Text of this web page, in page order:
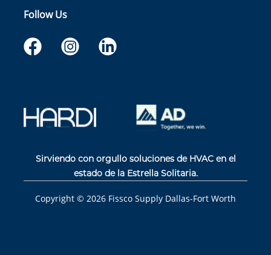
Follow Us
Sirviendo con orgullo soluciones de HVAC en el
estado de la Estrella Solitaria.
Copyright © 2026 Fissco Supply Dallas-Fort Worth